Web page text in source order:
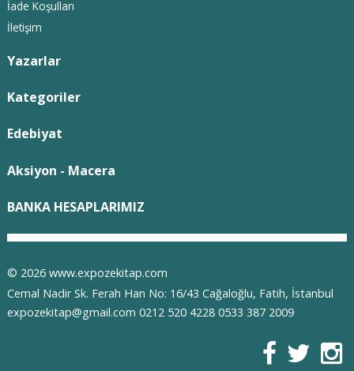
İade Koşulları
İletişim
Yazarlar
Kategoriler
Edebiyat
Aksiyon - Macera
BANKA HESAPLARIMIZ
© 2026 www.expozekitap.com
Cemal Nadir Sk. Ferah Han No: 16/43 Cağaloğlu, Fatih, İstanbul
expozekitap@gmail.com 0212 520 4228 0533 387 2009